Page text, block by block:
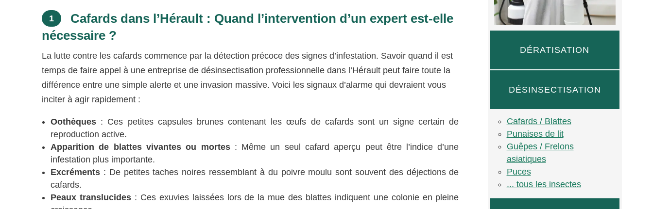
1
Cafards dans l’Hérault : Quand l’intervention d’un expert est-elle
nécessaire ?
La lutte contre les cafards commence par la détection précoce des signes d’infestation. Savoir quand il est
temps de faire appel à une entreprise de désinsectisation professionnelle dans l’Hérault peut faire toute la
différence entre une simple alerte et une invasion massive. Voici les signaux d’alarme qui devraient vous
inciter à agir rapidement :
Oothèques : Ces petites capsules brunes contenant les œufs de cafards sont un signe certain de
reproduction active.
Apparition de blattes vivantes ou mortes: Même un seul cafard aperçu peut être l’indice d’une
infestation plus importante.
Excréments : De petites taches noires ressemblant à du poivre moulu sont souvent des déjections de
cafards.
Peaux translucides : Ces exuvies laissées lors de la mue des blattes indiquent une colonie en pleine
DÉRATISATION
DÉSINSECTISATION
Cafards / Blattes
Punaises de lit
Guêpes / Frelons
asiatiques
Puces
... tous les insectes